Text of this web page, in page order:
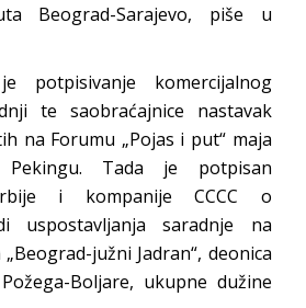
Beograd-Sarajevo, piše u
potpisivanje komercijalnog
te saobraćajnice nastavak
na Forumu „Pojas i put“ maja
Tada je potpisan
i kompanije CCCC o
uspostavljanja saradnje na
južni Jadran“, deonica
Boljare, ukupne dužine